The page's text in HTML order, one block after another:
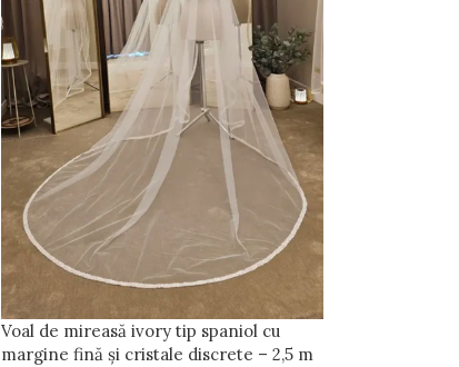
Voal de mireasă ivory tip spaniol cu
margine fină și cristale discrete – 2,5 m